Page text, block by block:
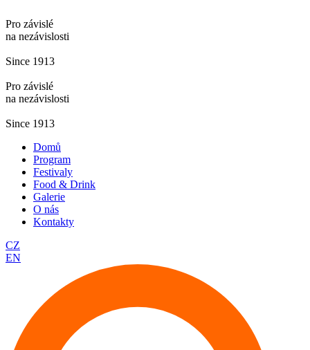
Pro závislé
na nezávislosti
Since 1913
Pro závislé
na nezávislosti
Since 1913
Domů
Program
Festivaly
Food & Drink
Galerie
O nás
Kontakty
CZ
EN